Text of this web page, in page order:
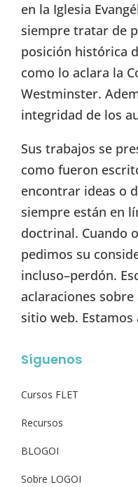
en la Iglesia
siempre tratar de
posición histórica
como lo aclara la
Westminster.
integridad de los
Sus trabajos se
como fueron
encontrar ideas o
siempre están en
doctrinal. Cuando
pedimos su
incluso–perdón.
aclaraciones
sitio web. Estamos
Síguenos
Cursos FLET
Recursos
BLOGOI
Sobre LOGOI